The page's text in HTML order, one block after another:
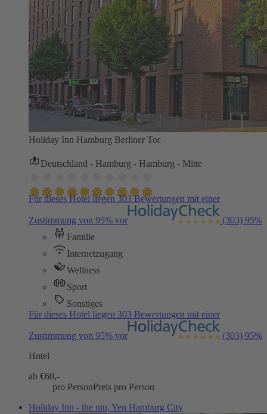
Holiday Inn Hamburg Berliner Tor
Deutschland - Hamburg - Hamburg - Mitte
Für dieses Hotel liegen 303 Bewertungen mit einer
Zustimmung von 95% vor (303) 95%
Familie
Internetzugang
Wellness
Sport
Sonstiges
Für dieses Hotel liegen 303 Bewertungen mit einer
Zustimmung von 95% vor (303) 95%
Hotel
ab €60,-
pro PersonPreis pro Person
Holiday Inn - the niu, Yen Hamburg City